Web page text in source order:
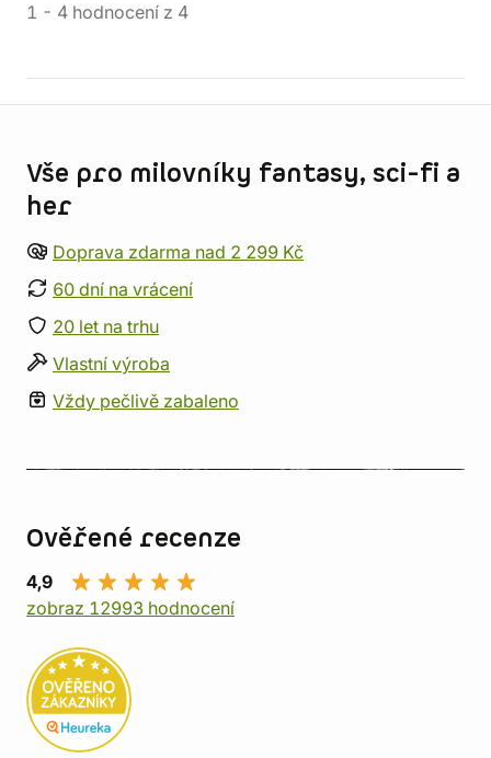
1 - 4 hodnocení z 4
Vše pro milovníky fantasy, sci-fi a
her
Doprava zdarma nad 2 299 Kč
60 dní na vrácení
20 let na trhu
Vlastní výroba
Vždy pečlivě zabaleno
Ověřené recenze
4,9
zobraz 12993 hodnocení